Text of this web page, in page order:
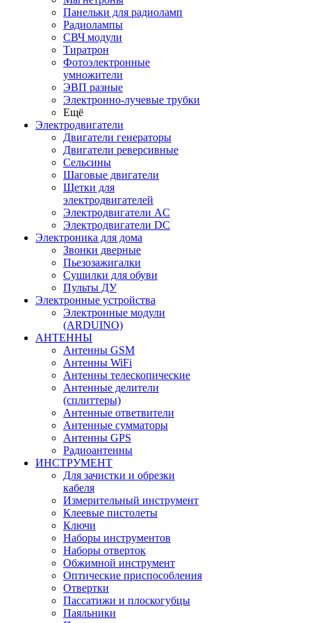
Панельки для радиоламп
Радиолампы
СВЧ модули
Тиратрон
Фотоэлектронные
умножители
ЭВП разные
Электронно-лучевые трубки
Ещё
Электродвигатели
Двигатели генераторы
Двигатели реверсивные
Сельсины
Шаговые двигатели
Щетки для
электродвигателей
Электродвигатели AC
Электродвигатели DC
Электроника для дома
Звонки дверные
Пьезозажигалки
Сушилки для обуви
Пульты ДУ
Электронные устройства
Электронные модули
(ARDUINO)
АНТЕННЫ
Антенны GSM
Антенны WiFi
Антенны телескопические
Антенные делители
(сплиттеры)
Антенные ответвители
Антенные сумматоры
Антенны GPS
Радиоантенны
ИНСТРУМЕНТ
Для зачистки и обрезки
кабеля
Измерительный инструмент
Клеевые пистолеты
Ключи
Наборы инструментов
Наборы отверток
Обжимной инструмент
Оптические приспособления
Отвертки
Пассатижи и плоскогубцы
Паяльники